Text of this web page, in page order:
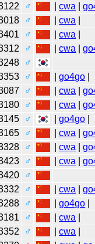
♂ |cwa |
♂ |cwa
♂ |cwa
♂ |cwa |
♂
♂ |go4go
♂ |cwa |
♂ |cwa |
♂ |go4go
♂ |cwa |
♂ |cwa |
♂ |cwa |
♂
♂ |cwa |
♂ |go4go
♂ |cwa
♂ |cwa